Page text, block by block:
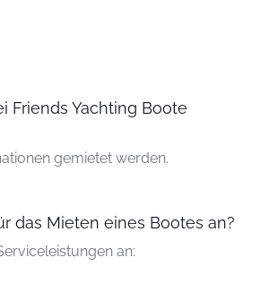
Friends Yachting Boote
gemietet werden.
das Mieten eines Bootes an?
an: